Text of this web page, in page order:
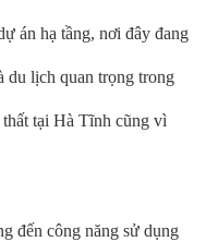
án hạ tầng, nơi đây đang
du lịch quan trọng trong
tại Hà Tĩnh cũng vì
đến công năng sử dụng